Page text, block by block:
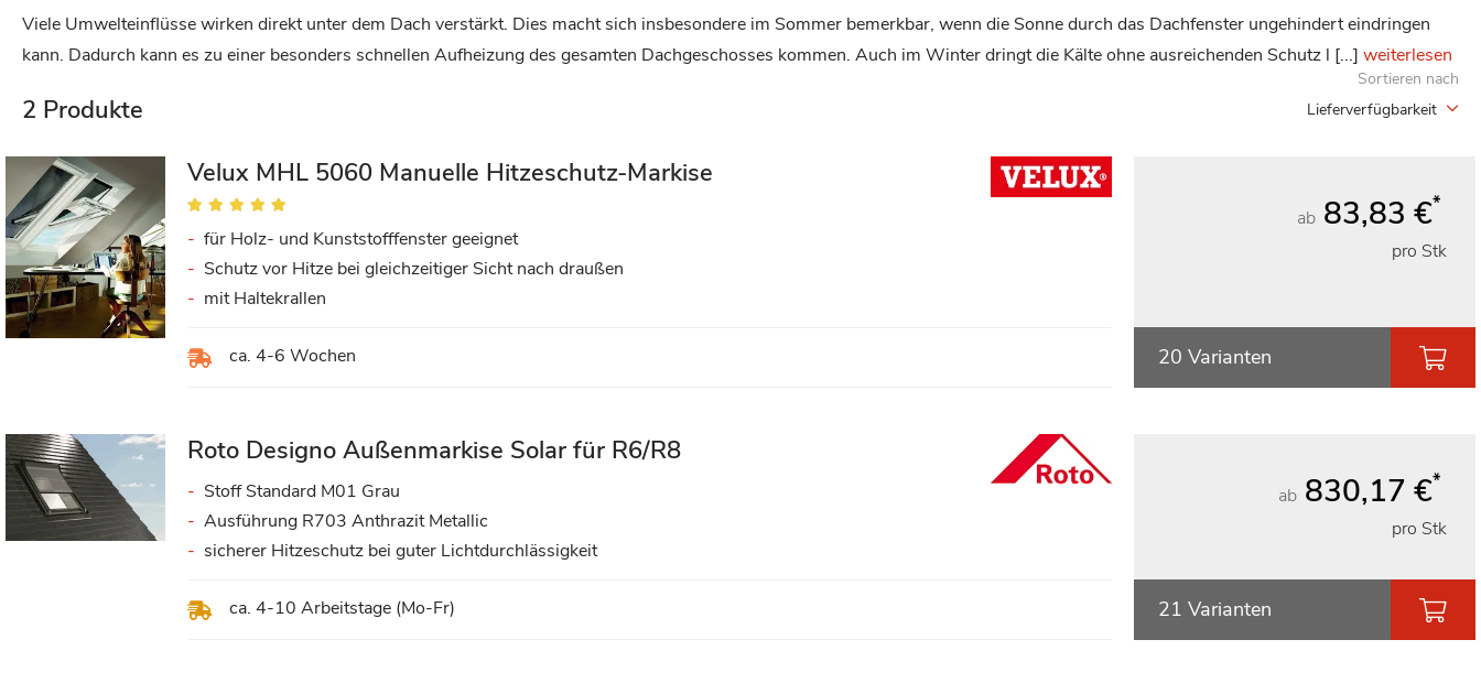
Viele Umwelteinflüsse wirken direkt unter dem Dach verstärkt. Dies macht sich insbesondere im Sommer bemerkbar, wenn die Sonne durch das Dachfenster ungehindert eindringen
kann. Dadurch kann es zu einer besonders schnellen Aufheizung des gesamten Dachgeschosses kommen. Auch im Winter dringt die Kälte ohne ausreichenden Schutz l [...] weiterlesen
2 Produkte
Sortieren nach
Lieferverfügbarkeit
Velux MHL 5060 Manuelle Hitzeschutz-Markise
Bewertung:
ca. 4-6 Wochen
ab 83,83 €*
pro Stk
für Holz- und Kunststofffenster geeignet
Schutz vor Hitze bei gleichzeitiger Sicht nach draußen
mit Haltekrallen
20 Varianten
Roto Designo Außenmarkise Solar für R6/R8
ca. 4-10 Arbeitstage (Mo-Fr)
ab 830,17 €*
pro Stk
Stoff Standard M01 Grau
Ausführung R703 Anthrazit Metallic
sicherer Hitzeschutz bei guter Lichtdurchlässigkeit
21 Varianten